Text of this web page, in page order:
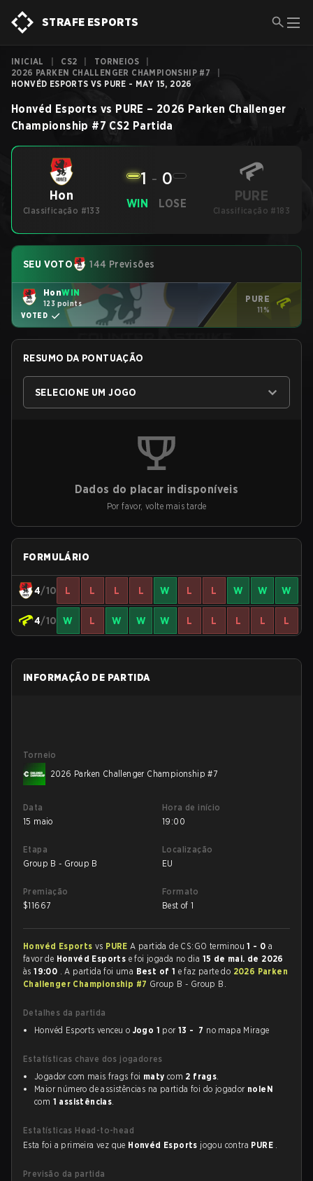
STRAFE ESPORTS
INICIAL CS2 TORNEIOS
2026 PARKEN CHALLENGER CHAMPIONSHIP #7
HONVÉD ESPORTS VS PURE - MAY 15, 2026
Honvéd Esports vs PURE – 2026 Parken Challenger
Championship #7 CS2 Partida
Hon
Classificação #133
WIN
1 - 0
LOSE PURE
Classificação #183
SEU VOTO 144 Previsões
HonWIN
123 points
VOTED
PURE
11%
RESUMO DA PONTUAÇÃO
SELECIONE UM JOGO
Dados do placar indisponíveis
Por favor, volte mais tarde
FORMULÁRIO
4/10 L L L L W L L W W W
4/10 W L W W W L L L L L
INFORMAÇÃO DE PARTIDA
Torneio
2026 Parken Challenger Championship #7
Data
15 maio
Hora de início
19:00
Etapa
Group B - Group B
Localização
EU
Premiação
$11667
Formato
Best of 1
Honvéd Esports vs PUREA partida de CS:GO terminou1 - 0 a
favor de Honvéd Esports e foi jogada no dia 15 de mai. de 2026
às19:00 . A partida foi uma Best of 1 e faz parte do 2026 Parken
Challenger Championship #7 Group B - Group B.
Detalhes da partida
Honvéd Esports venceu o Jogo 1 por13 - 7 no mapa Mirage
Estatísticas chave dos jogadores
Jogador com mais frags foi maty com 2 frags.
Maior número de assistências na partida foi do jogador noleN
com 1 assistências.
Estatísticas Head-to-head
Esta foi a primeira vez que Honvéd Esports jogou contra PURE .
Previsão da partida